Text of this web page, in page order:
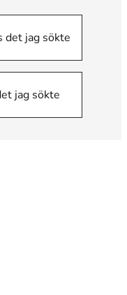
det jag sökte
jag sökte